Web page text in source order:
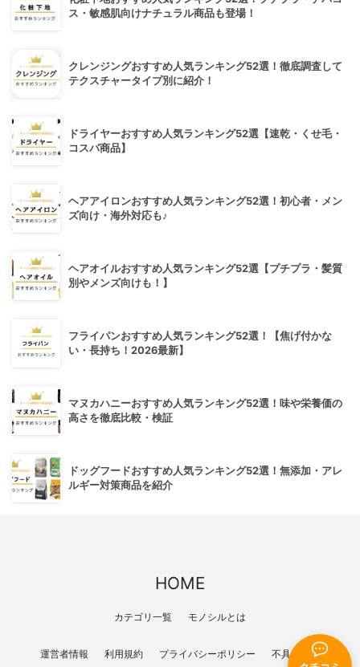
ス・敏感肌向けナチュラル商品も登場！
クレンジングおすすめ人気ランキング52選！徹底調査して
テクスチャータイプ別に紹介！
ドライヤーおすすめ人気ランキング52選【速乾・くせ毛・
コスパ商品】
ヘアアイロンおすすめ人気ランキング52選！初心者・メン
ズ向け・海外対応も♪
ヘアオイルおすすめ人気ランキング52選【プチプラ・髪質
別やメンズ向けも！】
フライパンおすすめ人気ランキング52選！【焦げ付かな
い・長持ち！2026最新】
マヌカハニーおすすめ人気ランキング52選！味や栄養価の
高さを徹底比較・検証
ドッグフードおすすめ人気ランキング52選！無添加・アレ
ルギー対策商品を紹介
HOME
カテゴリ一覧 モノシルとは
運営者情報 利用規約 プライバシーポリシー 不具合報告